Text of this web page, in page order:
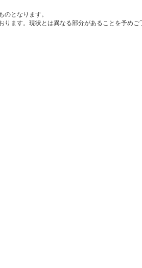
となります。
ます。現状とは異なる部分があることを予めご